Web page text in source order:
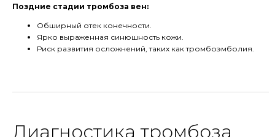
Поздние стадии тромбоза вен:
Обширный отек конечности.
Ярко выраженная синюшность кожи.
Риск развития осложнений, таких как тромбоэмболия.
Диагностика тромбоза